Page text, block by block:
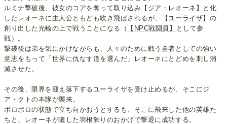
ルミナ撃破後、彼女のコアを奪って取り込み 【ジア・レオーネ】
と化
したレオーネに主人公ともども吹き飛ばされるが、
【ユーライザ】 の
創り出した光輪の上で戦うことになる（
【NPC戦闘員】
として参
戦）。
撃破後は弟を気にかけながらも、人々のために戦う勇者としての強い
意志をもって「世界に仇なす道を選んだ」レオーネにとどめを刺し消
滅させた。
その後、限界を迎え落下するユーライザを受け止めるが、そこにジ
ア・クトの本隊が襲来。
ボロボロの状態で立ち向かおうとするも、そこに飛来した他の英雄た
ちと、レオーネが遺した羽根飾りのおかげで撃退に成功する。